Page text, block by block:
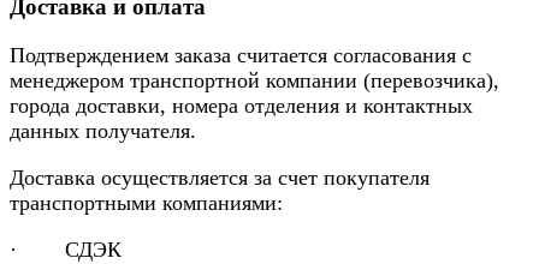
Доставка и оплата
Подтверждением заказа считается согласования с
менеджером транспортной компании (перевозчика),
города доставки, номера отделения и контактных
данных получателя.
Доставка осуществляется за счет покупателя
транспортными компаниями:
· СДЭК